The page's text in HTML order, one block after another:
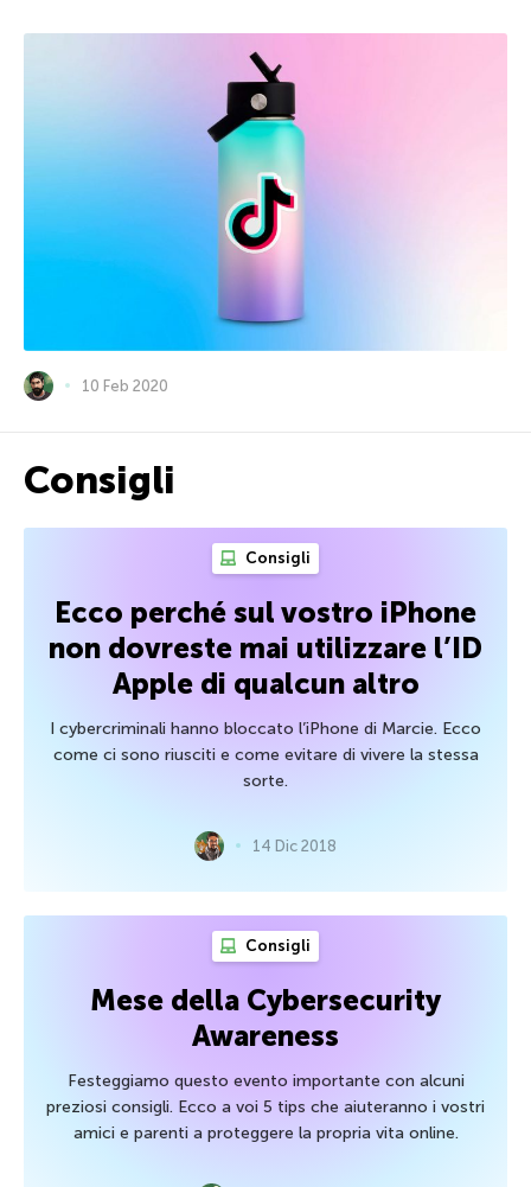
10 Feb 2020
Consigli
Consigli
Ecco perché sul vostro iPhone
non dovreste mai utilizzare l’ID
Apple di qualcun altro
I cybercriminali hanno bloccato l’iPhone di Marcie. Ecco
come ci sono riusciti e come evitare di vivere la stessa
sorte.
14 Dic 2018
Consigli
Mese della Cybersecurity
Awareness
Festeggiamo questo evento importante con alcuni
preziosi consigli. Ecco a voi 5 tips che aiuteranno i vostri
amici e parenti a proteggere la propria vita online.